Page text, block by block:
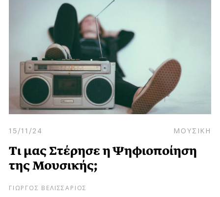
15/11/24 ΜΟΥΣΙΚΗ
Tι μας Στέρησε η Ψηφιοποίηση
της Μουσικής;
ΓΙΩΡΓΟΣ ΒΕΛΙΣΣΑΡΙΟΣ